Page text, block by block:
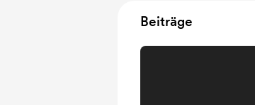
Beiträge